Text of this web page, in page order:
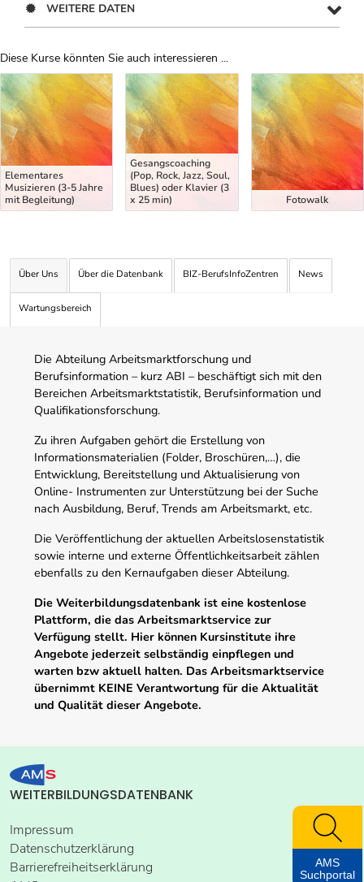
WEITERE DATEN
Diese Kurse könnten Sie auch interessieren ...
Uber Weiterbildungsvorschläge
Elementares
Musizieren (3-5 Jahre
mit Begleitung)
Gesangscoaching
(Pop, Rock, Jazz, Soul,
Blues) oder Klavier (3
x 25 min)
Fotowalk
Über Uns Über die Datenbank BIZ-BerufsInfoZentren News
Wartungsbereich
Die Abteilung Arbeitsmarktforschung und
Berufsinformation – kurz ABI – beschäftigt sich mit den
Bereichen Arbeitsmarktstatistik, Berufsinformation und
Qualifikationsforschung.
Zu ihren Aufgaben gehört die Erstellung von
Informationsmaterialien (Folder, Broschüren,…), die
Entwicklung, Bereitstellung und Aktualisierung von
Online- Instrumenten zur Unterstützung bei der Suche
nach Ausbildung, Beruf, Trends am Arbeitsmarkt, etc.
Die Veröffentlichung der aktuellen Arbeitslosenstatistik
sowie interne und externe Öffentlichkeitsarbeit zählen
ebenfalls zu den Kernaufgaben dieser Abteilung.
Die Weiterbildungsdatenbank ist eine kostenlose
Plattform, die das Arbeitsmarktservice zur
Verfügung stellt. Hier können Kursinstitute ihre
Angebote jederzeit selbständig einpflegen und
warten bzw aktuell halten. Das Arbeitsmarktservice
übernimmt KEINE Verantwortung für die Aktualität
und Qualität dieser Angebote.
WEITERBILDUNGSDATENBANK
Impressum
Datenschutzerklärung
Barrierefreiheitserklärung
AMS
Suchportal